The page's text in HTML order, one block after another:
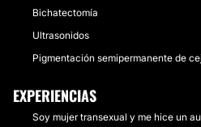
Bichatectomía
Ultrasonidos
Pigmentación semipermanente de
EXPERIENCIAS
Soy mujer transexual y me hice un